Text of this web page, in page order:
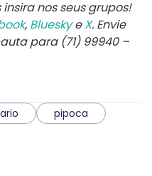
insira nos seus grupos!
, BlueskyeX. Envie
para (71) 99940 –
pipoca